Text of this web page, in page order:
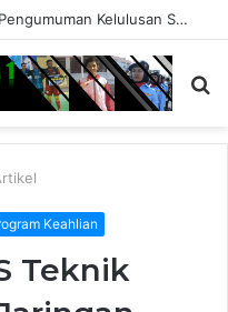
Sambutan Kepala Sekolah dan Pengumuman Kelulusan SMK Bina Patria 1 Sukoharjo Tahun Ajaran 2025/2026
Keahlian
Teknik